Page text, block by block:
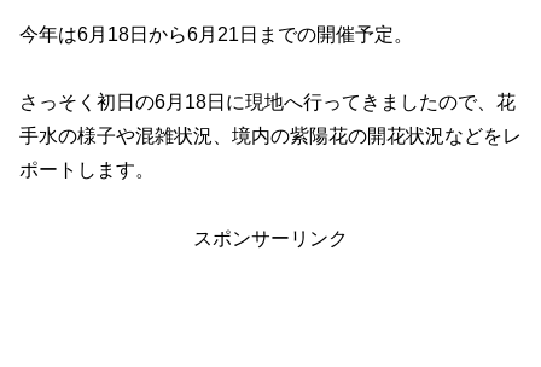
今年は6月18日から6月21日までの開催予定。
さっそく初日の6月18日に現地へ行ってきましたので、花
手水の様子や混雑状況、境内の紫陽花の開花状況などをレ
ポートします。
スポンサーリンク